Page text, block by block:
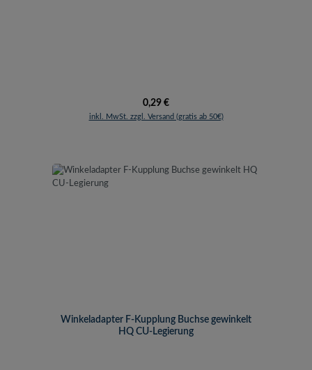
Regulärer Preis:
0,29 €
inkl. MwSt. zzgl. Versand (gratis ab 50€)
Winkeladapter F-Kupplung Buchse gewinkelt
HQ CU-Legierung